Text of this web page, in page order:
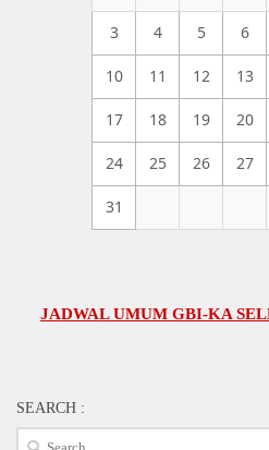
3 4 5 6
10 11 12 13
17 18 19 20
24 25 26 27
31
UMUM GBI-KA
SEARCH :
Search